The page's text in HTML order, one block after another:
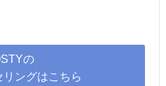
の
ングはこちら